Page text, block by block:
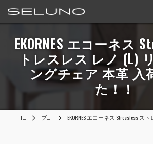
EKORNES エコーネス
トレスレス レノ (L)
ングチェア 本革 入
た！！
TOP ブログ EKORNES エコーネス Stressless ストレスレス レノ